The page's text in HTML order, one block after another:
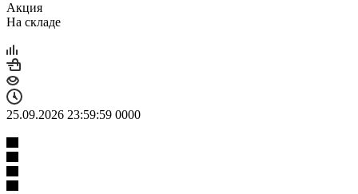
Акция
На складе
25.09.2026 23:59:59 0000